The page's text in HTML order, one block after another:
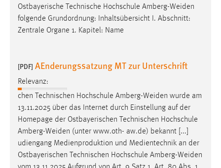
Ostbayerische Technische Hochschule Amberg-Weiden
folgende Grundordnung: Inhaltsübersicht I. Abschnitt:
Zentrale Organe 1. Kapitel: Name
[PDF] AEnderungssatzung MT zur Unterschrift
Relevanz:
chen Technischen Hochschule Amberg-Weiden wurde am
13.11.2025 über das Internet durch Einstellung auf der
Homepage der Ostbayerischen Technischen Hochschule
Amberg-Weiden (unter www.oth- aw.de) bekannt [...]
udiengang Medienproduktion und Medientechnik an der
Ostbayerischen Technischen Hochschule Amberg-Weiden